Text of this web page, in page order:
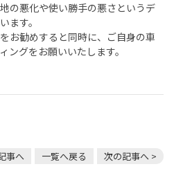
の悪化や使い勝手の悪さというデ
ます。
お勧めすると同時に、ご自身の車
ングをお願いいたします。
事へ 一覧へ戻る 次の記事へ >